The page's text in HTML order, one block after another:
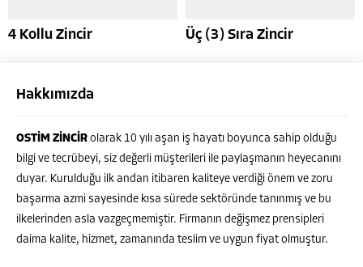
4 Kollu Zincir Üç (3) Sıra Zincir
Hakkımızda
OSTİM ZİNCİR olarak 10 yılı aşan iş hayatı boyunca sahip olduğu
bilgi ve tecrübeyi, siz değerli müşterileri ile paylaşmanın heyecanını
duyar. Kurulduğu ilk andan itibaren kaliteye verdiği önem ve zoru
başarma azmi sayesinde kısa sürede sektöründe tanınmış ve bu
ilkelerinden asla vazgeçmemiştir. Firmanın değişmez prensipleri
daima kalite, hizmet, zamanında teslim ve uygun fiyat olmuştur.